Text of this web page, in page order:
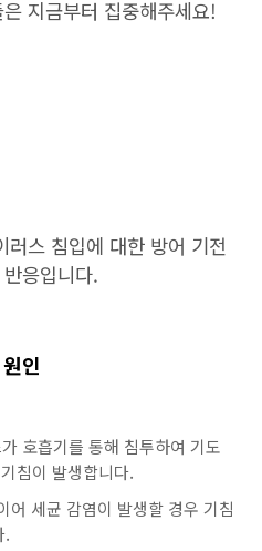
지금부터 집중해주세요!
스 침입에 대한 방어 기전
응입니다.
인
호흡기를 통해 침투하여 기도
침이 발생합니다.
어 세균 감염이 발생할 경우 기침
.